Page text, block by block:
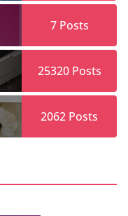
7Posts
25320Posts
2062 Posts